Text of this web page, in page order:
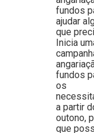
fundos
ajudar
que
Inicia
fundos
os
a partir
outono,
que